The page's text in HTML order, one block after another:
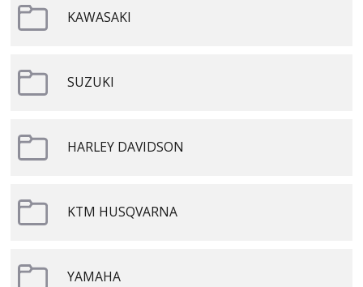
KAWASAKI
SUZUKI
HARLEY DAVIDSON
KTM HUSQVARNA
YAMAHA